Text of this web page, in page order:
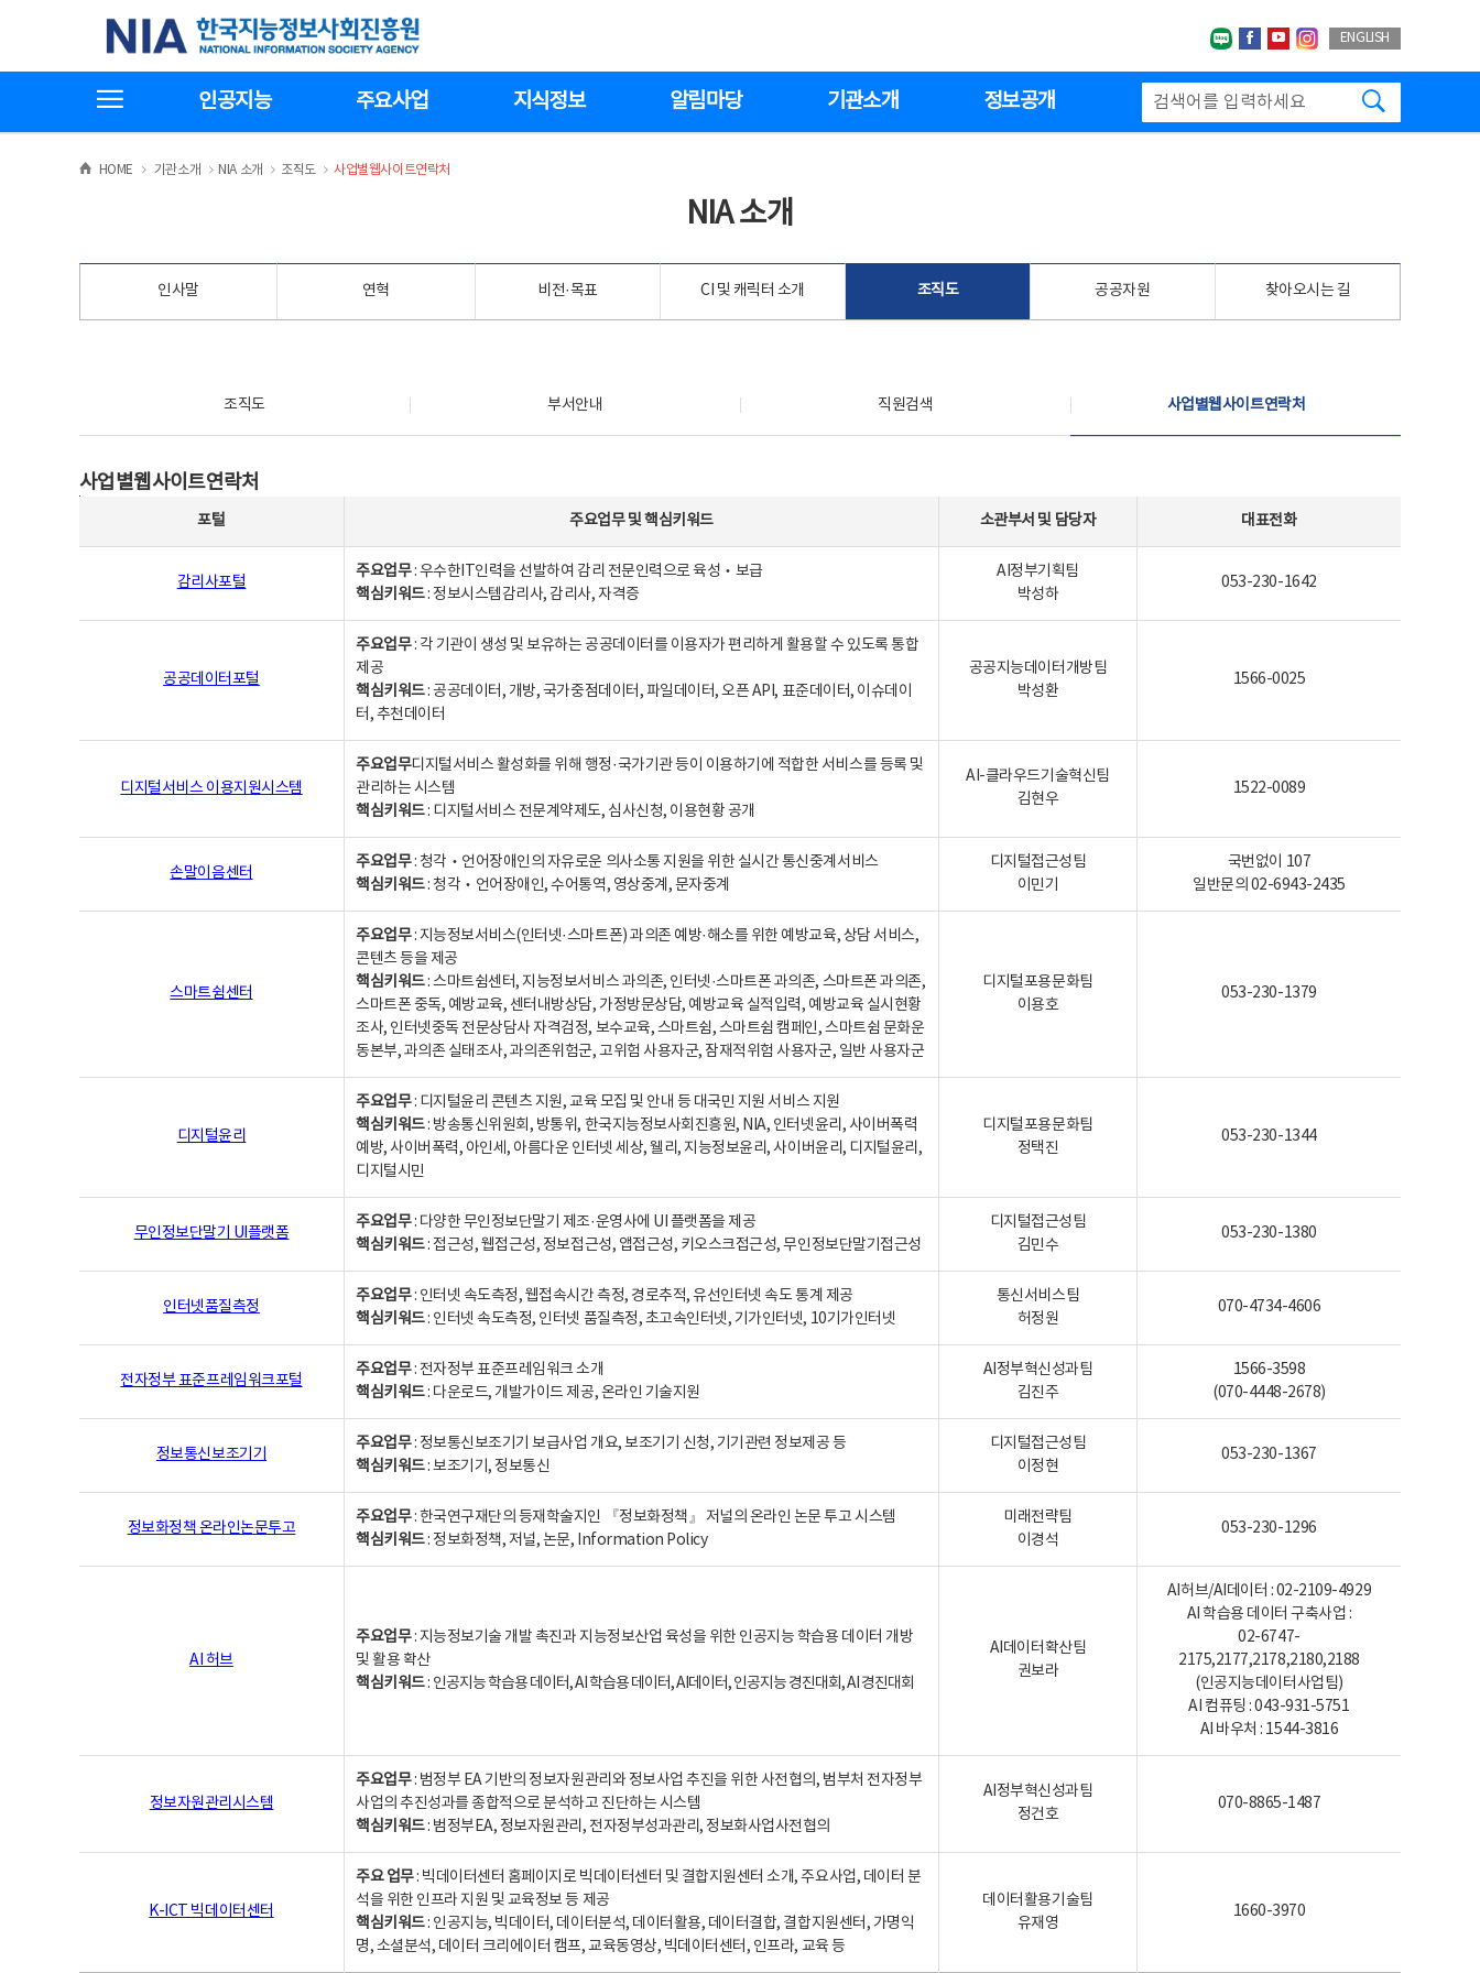
기
한국지능정보사회진흥원
네이버블로그
페이스북
유투브인스타그랩
ENGLISH
인공지능 주요사업 지식정보 알림마당 기관소개 정보공개
HOME >
기관소개 >NIA 소개 >
조직도 >
사업별웹사이트연락처
NIA 소개
인사말 연혁 비전·목표 CI 및 캐릭터 소개 조직도 공공자원 찾아오시는 길
조직도 부서안내 직원검색 사업별웹사이트연락처
사업별웹사이트연락처
포털 주요업무및핵심키워드 소관부서 및 담당자 대표전화
감리사포털
주요업무: 우수한IT인력을 선발하여 감리 전문인력으로 육성‧보급
핵심키워드: 정보시스템감리사, 감리사, 자격증
AI정부기획팀
박성하
053-230-1642
공공데이터포털
주요업무: 각 기관이 생성 및 보유하는 공공데이터를 이용자가 편리하게 활용할 수 있도록 통합
제공
핵심키워드: 공공데이터, 개방, 국가중점데이터, 파일데이터, 오픈 API, 표준데이터, 이슈데이
터, 추천데이터
공공지능데이터개방팀
박성환
1566-0025
디지털서비스 이용지원시스템
주요업무디지털서비스 활성화를 위해 행정·국가기관 등이 이용하기에 적합한 서비스를 등록 및
관리하는 시스템
핵심키워드: 디지털서비스 전문계약제도, 심사신청, 이용현황 공개
AI-클라우드기술혁신팀
김현우
1522-0089
손말이음센터
주요업무: 청각‧언어장애인의 자유로운 의사소통 지원을 위한 실시간 통신중계서비스
핵심키워드: 청각‧언어장애인, 수어통역, 영상중계, 문자중계
디지털접근성팀
이민기
국번없이 107
일반문의 02-6943-2435
스마트쉼센터
주요업무: 지능정보서비스(인터넷·스마트폰) 과의존 예방·해소를 위한 예방교육, 상담 서비스,
콘텐츠 등을 제공
핵심키워드: 스마트쉼센터, 지능정보서비스 과의존, 인터넷·스마트폰 과의존, 스마트폰 과의존,
스마트폰 중독, 예방교육, 센터내방상담, 가정방문상담, 예방교육 실적입력, 예방교육 실시현황
조사, 인터넷중독 전문상담사 자격검정, 보수교육, 스마트쉼, 스마트쉼 캠페인, 스마트쉼 문화운
동본부, 과의존 실태조사, 과의존위험군, 고위험 사용자군, 잠재적위험 사용자군, 일반 사용자군
디지털포용문화팀
이용호
053-230-1379
디지털윤리
주요업무: 디지털윤리 콘텐츠 지원, 교육 모집 및 안내 등 대국민 지원 서비스 지원
핵심키워드: 방송통신위원회, 방통위, 한국지능정보사회진흥원, NIA, 인터넷윤리, 사이버폭력
예방, 사이버폭력, 아인세, 아름다운 인터넷 세상, 웰리, 지능정보윤리, 사이버윤리, 디지털윤리,
디지털시민
디지털포용문화팀
정택진
053-230-1344
무인정보단말기 UI플랫폼
주요업무: 다양한 무인정보단말기 제조·운영사에 UI 플랫폼을 제공
핵심키워드: 접근성, 웹접근성, 정보접근성, 앱접근성, 키오스크접근성, 무인정보단말기접근성
디지털접근성팀
김민수
053-230-1380
인터넷품질측정
주요업무: 인터넷 속도측정, 웹접속시간 측정, 경로추적, 유선인터넷 속도 통계 제공
핵심키워드: 인터넷 속도측정, 인터넷 품질측정, 초고속인터넷, 기가인터넷, 10기가인터넷
통신서비스팀
허정원
070-4734-4606
전자정부 표준프레임워크포털
주요업무: 전자정부 표준프레임워크 소개
핵심키워드: 다운로드, 개발가이드 제공, 온라인 기술지원
AI정부혁신성과팀
김진주
1566-3598
(070-4448-2678)
정보통신보조기기
주요업무: 정보통신보조기기 보급사업 개요, 보조기기 신청, 기기관련 정보제공 등
핵심키워드: 보조기기, 정보통신
디지털접근성팀
이정현
053-230-1367
정보화정책 온라인논문투고
주요업무: 한국연구재단의 등재학술지인 『정보화정책』 저널의 온라인 논문 투고 시스템
핵심키워드: 정보화정책, 저널, 논문, Information Policy
미래전략팀
이경석
053-230-1296
AI 허브
주요업무: 지능정보기술 개발 촉진과 지능정보산업 육성을 위한 인공지능 학습용 데이터 개방
및 활용 확산
핵심키워드: 인공지능 학습용 데이터, AI 학습용 데이터, AI데이터, 인공지능 경진대회, AI 경진대회
AI데이터확산팀
권보라
AI허브/AI데이터 : 02-2109-4929
AI 학습용 데이터 구축사업 :
02-6747-
2175,2177,2178,2180,2188
(인공지능데이터사업팀)
AI 컴퓨팅 : 043-931-5751
AI 바우처 : 1544-3816
정보자원관리시스템
주요업무: 범정부 EA 기반의 정보자원관리와 정보사업 추진을 위한 사전협의, 범부처 전자정부
사업의 추진성과를 종합적으로 분석하고 진단하는 시스템
핵심키워드: 범정부EA, 정보자원관리, 전자정부성과관리, 정보화사업사전협의
AI정부혁신성과팀
정건호
070-8865-1487
K-ICT 빅데이터센터
주요 업무: 빅데이터센터 홈페이지로 빅데이터센터 및 결합지원센터 소개, 주요사업, 데이터 분
석을 위한 인프라 지원 및 교육정보 등 제공
핵심키워드: 인공지능, 빅데이터, 데이터분석, 데이터활용, 데이터결합, 결합지원센터, 가명익
명, 소셜분석, 데이터 크리에이터 캠프, 교육동영상, 빅데이터센터, 인프라, 교육 등
데이터활용기술팀
유재영
1660-3970